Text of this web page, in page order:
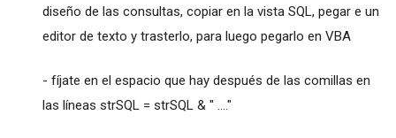
diseño de las consultas, copiar en la vista SQL, pegar e un
editor de texto y trasterlo, para luego pegarlo en VBA
- fíjate en el espacio que hay después de las comillas en
las líneas strSQL = strSQL & " ...."